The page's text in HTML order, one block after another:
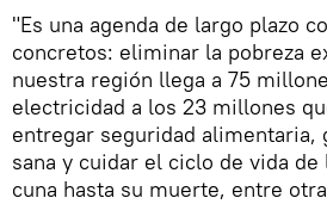
"Es una agenda de largo plazo
concretos: eliminar la pobreza
nuestra región llega a 75
electricidad a los 23 millones
entregar seguridad alimentaria,
sana y cuidar el ciclo de vida de
cuna hasta su muerte, entre